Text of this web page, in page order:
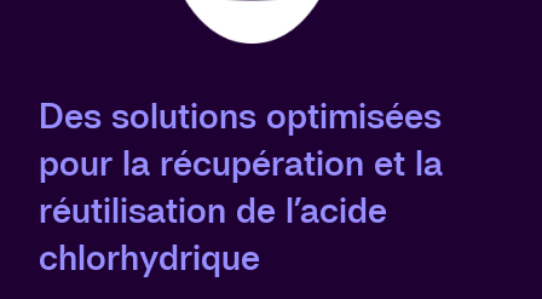
Des solutions optimisées
pour la récupération et la
réutilisation de l’acide
chlorhydrique